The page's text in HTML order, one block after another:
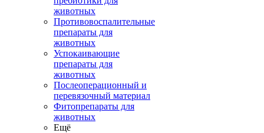
животных
Противовоспалительные
препараты для
животных
Успокаивающие
препараты для
животных
Послеоперационный и
перевязочный материал
Фитопрепараты для
животных
Ещё